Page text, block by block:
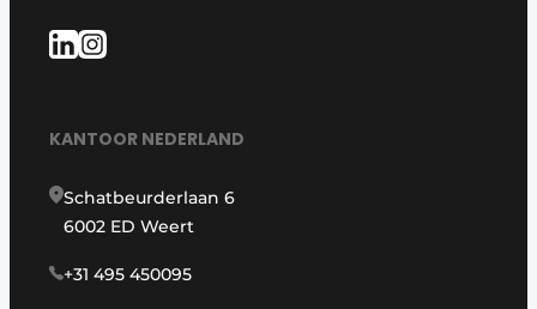
KANTOOR NEDERLAND
Schatbeurderlaan 6
6002 ED Weert
+31 495 450095